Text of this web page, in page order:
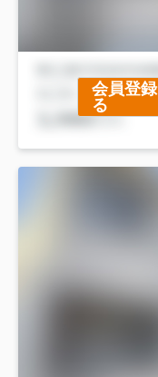
会員登
る